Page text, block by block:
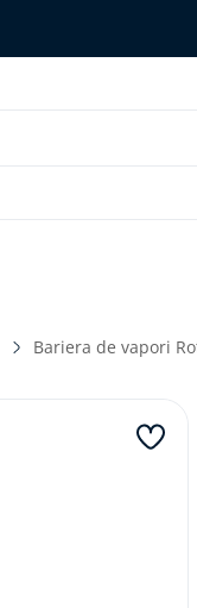
Bariera de vapori